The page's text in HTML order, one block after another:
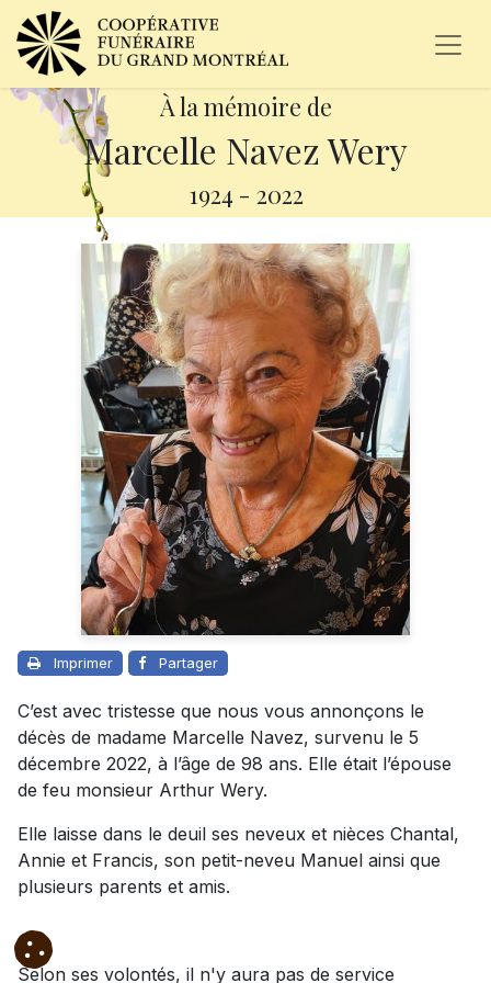
À la mémoire de
Marcelle Navez Wery
1924 - 2022
Imprimer Partager
C’est avec tristesse que nous vous annonçons le
décès de madame Marcelle Navez, survenu le 5
décembre 2022, à l’âge de 98 ans. Elle était l’épouse
de feu monsieur Arthur Wery.
Elle laisse dans le deuil ses neveux et nièces Chantal,
Annie et Francis, son petit-neveu Manuel ainsi que
plusieurs parents et amis.
Selon ses volontés, il n'y aura pas de service